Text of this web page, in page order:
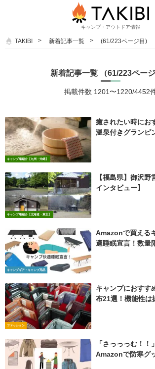
キャンプ・アウトドア情報
TAKIBI 新着記事一覧 (61/223ページ目)
新着記事一覧 （61/223ページ
掲載件数 1201〜1220/4452
キャンプ場紹介【九州・沖縄】
癒されたい時にお
温泉付きグランピ
キャンプ場紹介【北海道・東北】
【福島県】御沢
インタビュー】
キャンプギア・キャンプ用品
Amazonで買える
適睡眠宣言！数量
ファッション
キャンプにおすす
布21選！機能性は
「さっっっむ！
Amazonで防寒グ